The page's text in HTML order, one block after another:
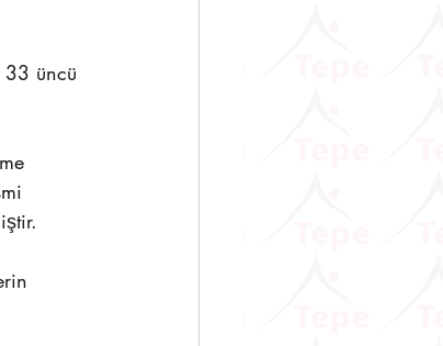
33 üncü